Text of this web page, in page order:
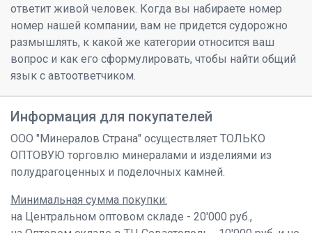
ответит живой человек. Когда вы набираете номер
номер нашей компании, вам не придется судорожно
размышлять, к какой же категории относится ваш
вопрос и как его сформулировать, чтобы найти общий
язык с автоответчиком.
Информация для покупателей
ООО "Минералов Страна" осуществляет ТОЛЬКО
ОПТОВУЮ торговлю минералами и изделиями из
полудрагоценных и поделочных камней.
Минимальная сумма покупки:
на Центральном оптовом складе - 20'000 руб.,